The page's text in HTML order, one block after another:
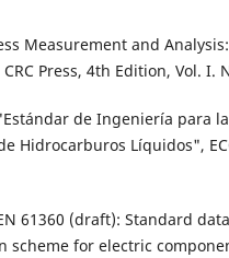
Measurement and
Press, 4th Edition, Vol. I.
de Ingeniería para
Hidrocarburos Líquidos",
61360 (draft): Standard
scheme for electric